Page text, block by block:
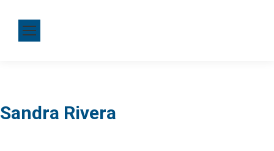
Sandra Rivera